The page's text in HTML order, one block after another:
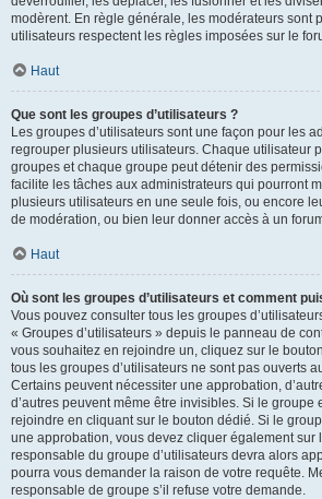
modèrent. En règle générale, les modérateurs sont
utilisateurs respectent les règles imposées sur le
Haut
Que sont les groupes d’utilisateurs ?
Les groupes d’utilisateurs sont une façon pour les
regrouper plusieurs utilisateurs. Chaque utilisateur
groupes et chaque groupe peut détenir des
facilite les tâches aux administrateurs qui pourront
plusieurs utilisateurs en une seule fois, ou encore
de modération, ou bien leur donner accès à un
Haut
Où sont les groupes d’utilisateurs et comment
Vous pouvez consulter tous les groupes
« Groupes d’utilisateurs » depuis le panneau de
vous souhaitez en rejoindre un, cliquez sur le
tous les groupes d’utilisateurs ne sont pas ouverts
Certains peuvent nécessiter une approbation,
d’autres peuvent même être invisibles. Si le groupe
rejoindre en cliquant sur le bouton dédié. Si le
une approbation, vous devez cliquer également sur
responsable du groupe d’utilisateurs devra alors
pourra vous demander la raison de votre requête.
responsable de groupe s’il refuse votre demande.